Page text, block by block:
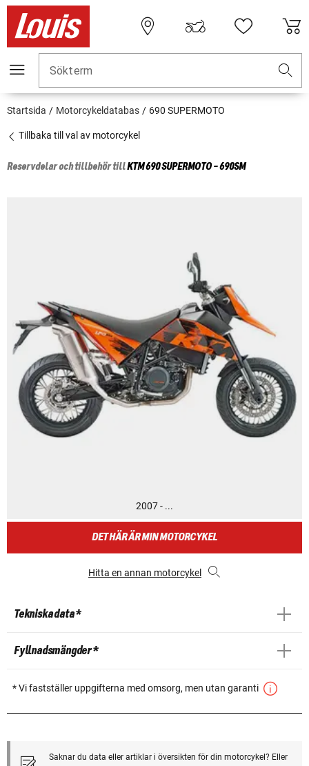
Sökterm
Startsida Motorcykeldatabas 690 SUPERMOTO
Tillbaka till val av motorcykel
Reservdelar och tillbehör tillKTM690 SUPERMOTO - 690SM
2007 - ...
DET HÄR ÄR MIN MOTORCYKEL
Hitta en annan motorcykel
Tekniska data *
Fyllnadsmängder *
* Vi fastställer uppgifterna med omsorg, men utan garanti
Saknar du data eller artiklar i översikten för din motorcykel? Eller